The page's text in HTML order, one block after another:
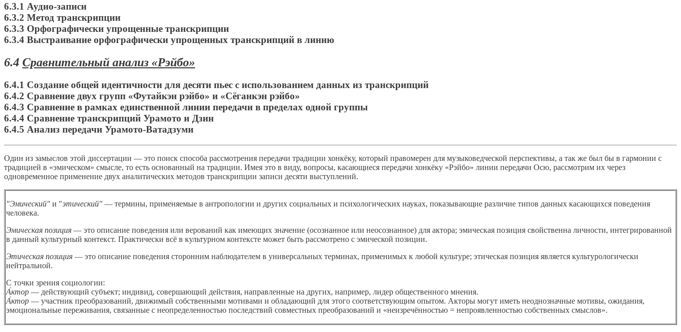
6.3.1 Аудио-записи
6.3.2 Метод транскрипции
6.3.3 Орфографически упрощенные транскрипции
6.3.4 Выстраивание орфографически упрощенных транскрипций в линию
6.4 Сравнительный анализ «Рэйбо»
6.4.1 Создание общей идентичности для десяти пьес с использованием данных из транскрипций
6.4.2 Сравнение двух групп «Футайкэн рэйбо» и «Сёганкэн рэйбо»
6.4.3 Сравнение в рамках единственной линии передачи в пределах одной группы
6.4.4 Сравнение транскрипций Урамото и Дзин
6.4.5 Анализ передачи Урамото-Ватадзуми
Один из замыслов этой диссертации — это поиск способа рассмотрения передачи традиции хонкёку, который правомерен для музыковедческой перспективы, а так же был бы в гармонии с
традицией в «эмическом» смысле, то есть основанный на традиции. Имея это в виду, вопросы, касающиеся передачи хонкёку «Рэйбо» линии передачи Осю, рассмотрим их через
одновременное применение двух аналитических методов транскрипции записи десяти выступлений.
"Эмический" и "этический" — термины, применяемые в антропологии и других социальных и психологических науках, показывающие различие типов данных касающихся поведения
человека.
Эмическая позиция — это описание поведения или верований как имеющих значение (осознанное или неосознанное) для актора; эмическая позиция свойственна личности, интегрированной
в данный культурный контекст. Практически всё в культурном контексте может быть рассмотрено с эмической позиции.
Этическая позиция — это описание поведения сторонним наблюдателем в универсальных терминах, применимых к любой культуре; этическая позиция является культурологически
нейтральной.
С точки зрения социологии:
А́ктор — действующий субъект; индивид, совершающий действия, направленные на других, например, лидер общественного мнения.
А́ктор — участник преобразований, движимый собственными мотивами и обладающий для этого соответствующим опытом. Акторы могут иметь неоднозначные мотивы, ожидания,
эмоциональные переживания, связанные с неопределенностью последствий совместных преобразований и «неизречённостью = непроявленностью собственных смыслов».